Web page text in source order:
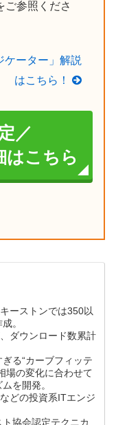
ご参照くださ
ケーター」解説
はこちら！
／
はこちら
ーストンでは350以
。
ダウンロード数累計
る“カーブフィッテ
場の変化に合わせて
を開発。
どの投資系ITエンジ
協会認定テクニカ